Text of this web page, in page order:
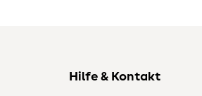
Hilfe & Kontakt